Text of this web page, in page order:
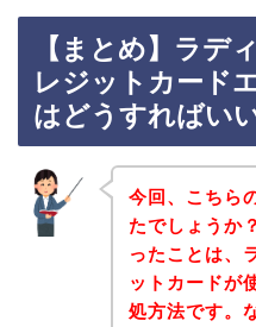
【まとめ】ラデ
レジットカード
はどうすればい
今回、こちら
たでしょうか
ったことは、
ットカードが
処方法です。